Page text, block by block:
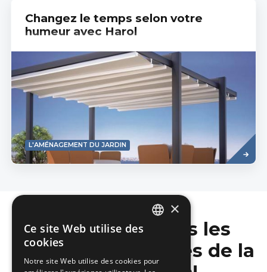
Changez le temps selon votre
humeur avec Harol
L'AMÉNAGEMENT DU JARDIN
Read
more
Ne manquez pas les
dernières nouvelles de la
×
Ce site Web utilise des
cookies
Notre site Web utilise des cookies pour